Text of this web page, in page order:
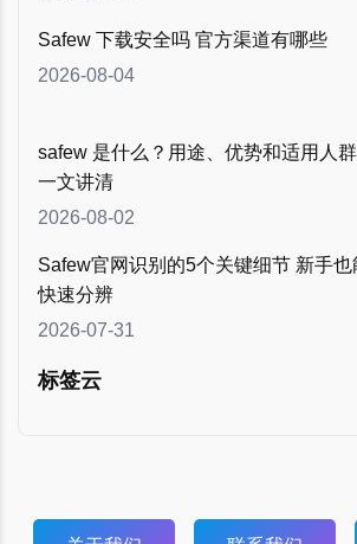
Safew 下载安全吗 官方渠道有哪些
2026-08-04
safew 是什么？用途、优势和适用人群
一文讲清
2026-08-02
Safew官网识别的5个关键细节 新手也
快速分辨
2026-07-31
标签云